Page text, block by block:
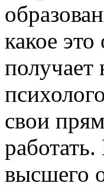
какое
получает
свои
высшего